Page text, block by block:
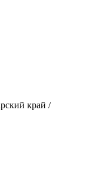
край /